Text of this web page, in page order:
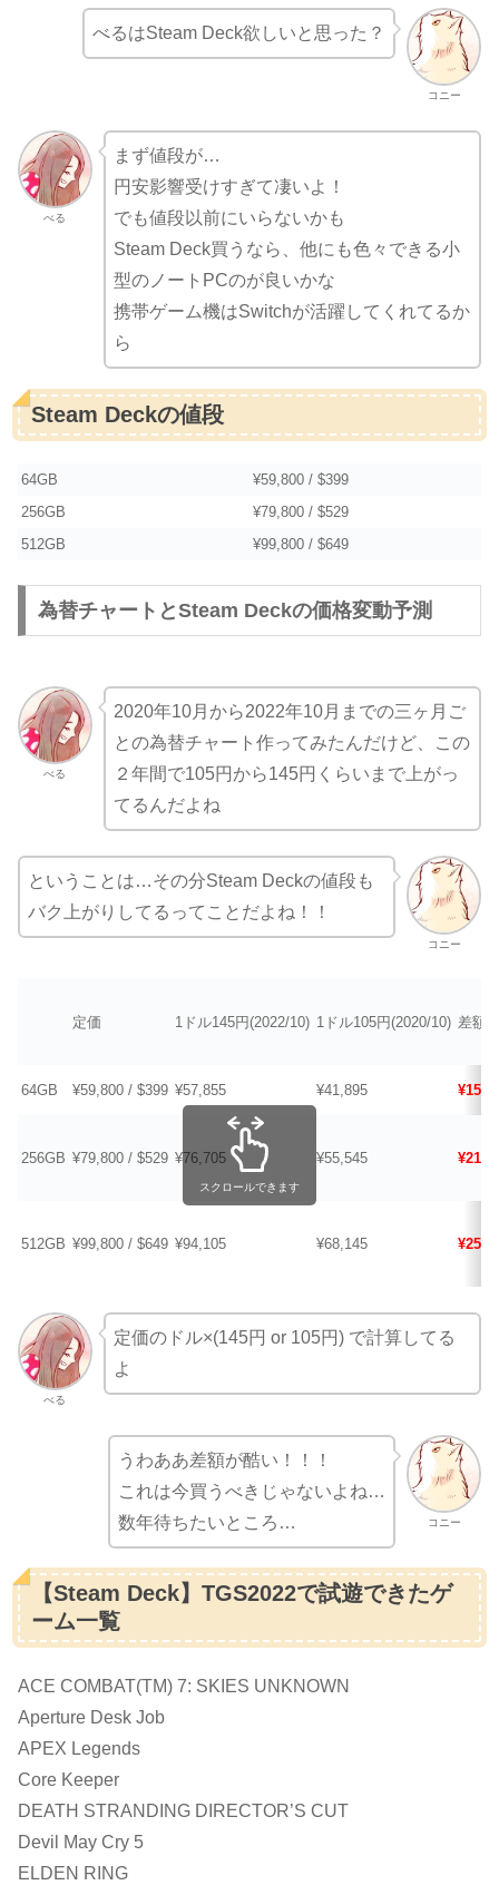
コニー
べるはSteam Deck欲しいと思った？
べる
まず値段が…
円安影響受けすぎて凄いよ！
でも値段以前にいらないかも
Steam Deck買うなら、他にも色々できる小
型のノートPCのが良いかな
携帯ゲーム機はSwitchが活躍してくれてるか
ら
Steam Deckの値段
64GB
¥59,800 / $399
256GB
¥79,800 / $529
512GB
¥99,800 / $649
為替チャートとSteam Deckの価格変動予測
べる
2020年10月から2022年10月までの三ヶ月ご
との為替チャート作ってみたんだけど、この
２年間で105円から145円くらいまで上がっ
てるんだよね
コニー
ということは…その分Steam Deckの値段も
バク上がりしてるってことだよね！！
定価 1ドル145円(2022/10) 1ドル105円(2020/10) 差額
64GB ¥59,800 / $399 ¥57,855 ¥41,895
256GB ¥79,800 / $529 ¥76,705 ¥55,545
512GB ¥99,800 / $649 ¥94,105 ¥68,145
スクロールできます
べる
定価のドル×(145円 or 105円) で計算してる
よ
コニー
うわああ差額が酷い！！！
これは今買うべきじゃないよね…
数年待ちたいところ…
【Steam Deck】TGS2022で試遊できたゲ
ーム一覧
ACE COMBAT(TM) 7: SKIES UNKNOWN
Aperture Desk Job
APEX Legends
Core Keeper
DEATH STRANDING DIRECTOR’S CUT
Devil May Cry 5
ELDEN RING